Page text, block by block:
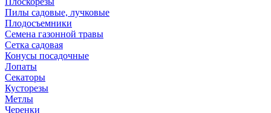
Пилы садовые, лучковые
Плодосъемники
Семена газонной травы
Сетка садовая
Конусы посадочные
Лопаты
Секаторы
Кусторезы
Метлы
Черенки